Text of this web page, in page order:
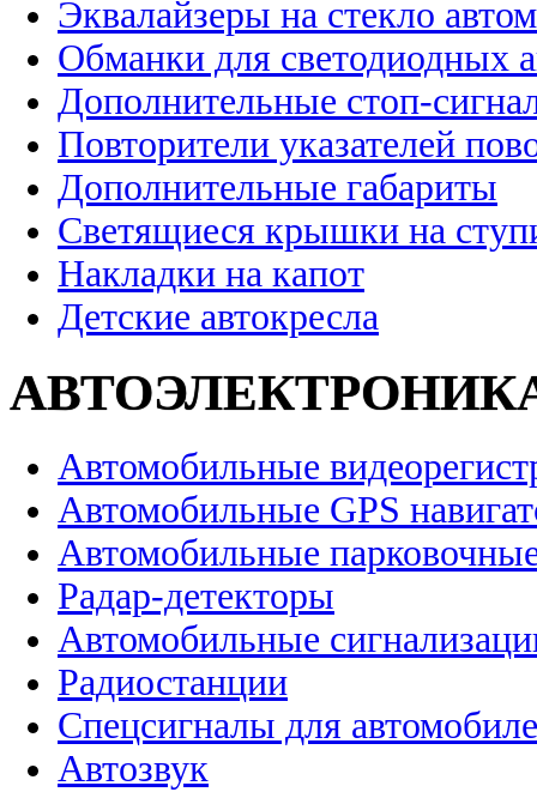
Эквалайзеры на стекло
Обманки для светодиодных
Дополнительные стоп-
Повторители указателей
Дополнительные габариты
Светящиеся крышки на
Накладки на капот
Детские автокресла
Автомобильные
Автомобильные GPS
Автомобильные
Радар-детекторы
Автомобильные
Радиостанции
Спецсигналы для
Автозвук